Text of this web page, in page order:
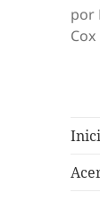
por
Cox